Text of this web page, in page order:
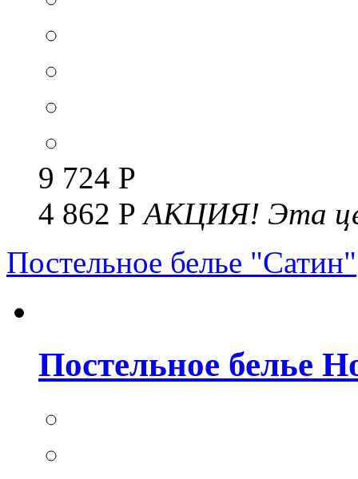
9 724 Р
4 862 РАКЦИЯ! Эта
Постельное белье "Сатин"
Постельное белье